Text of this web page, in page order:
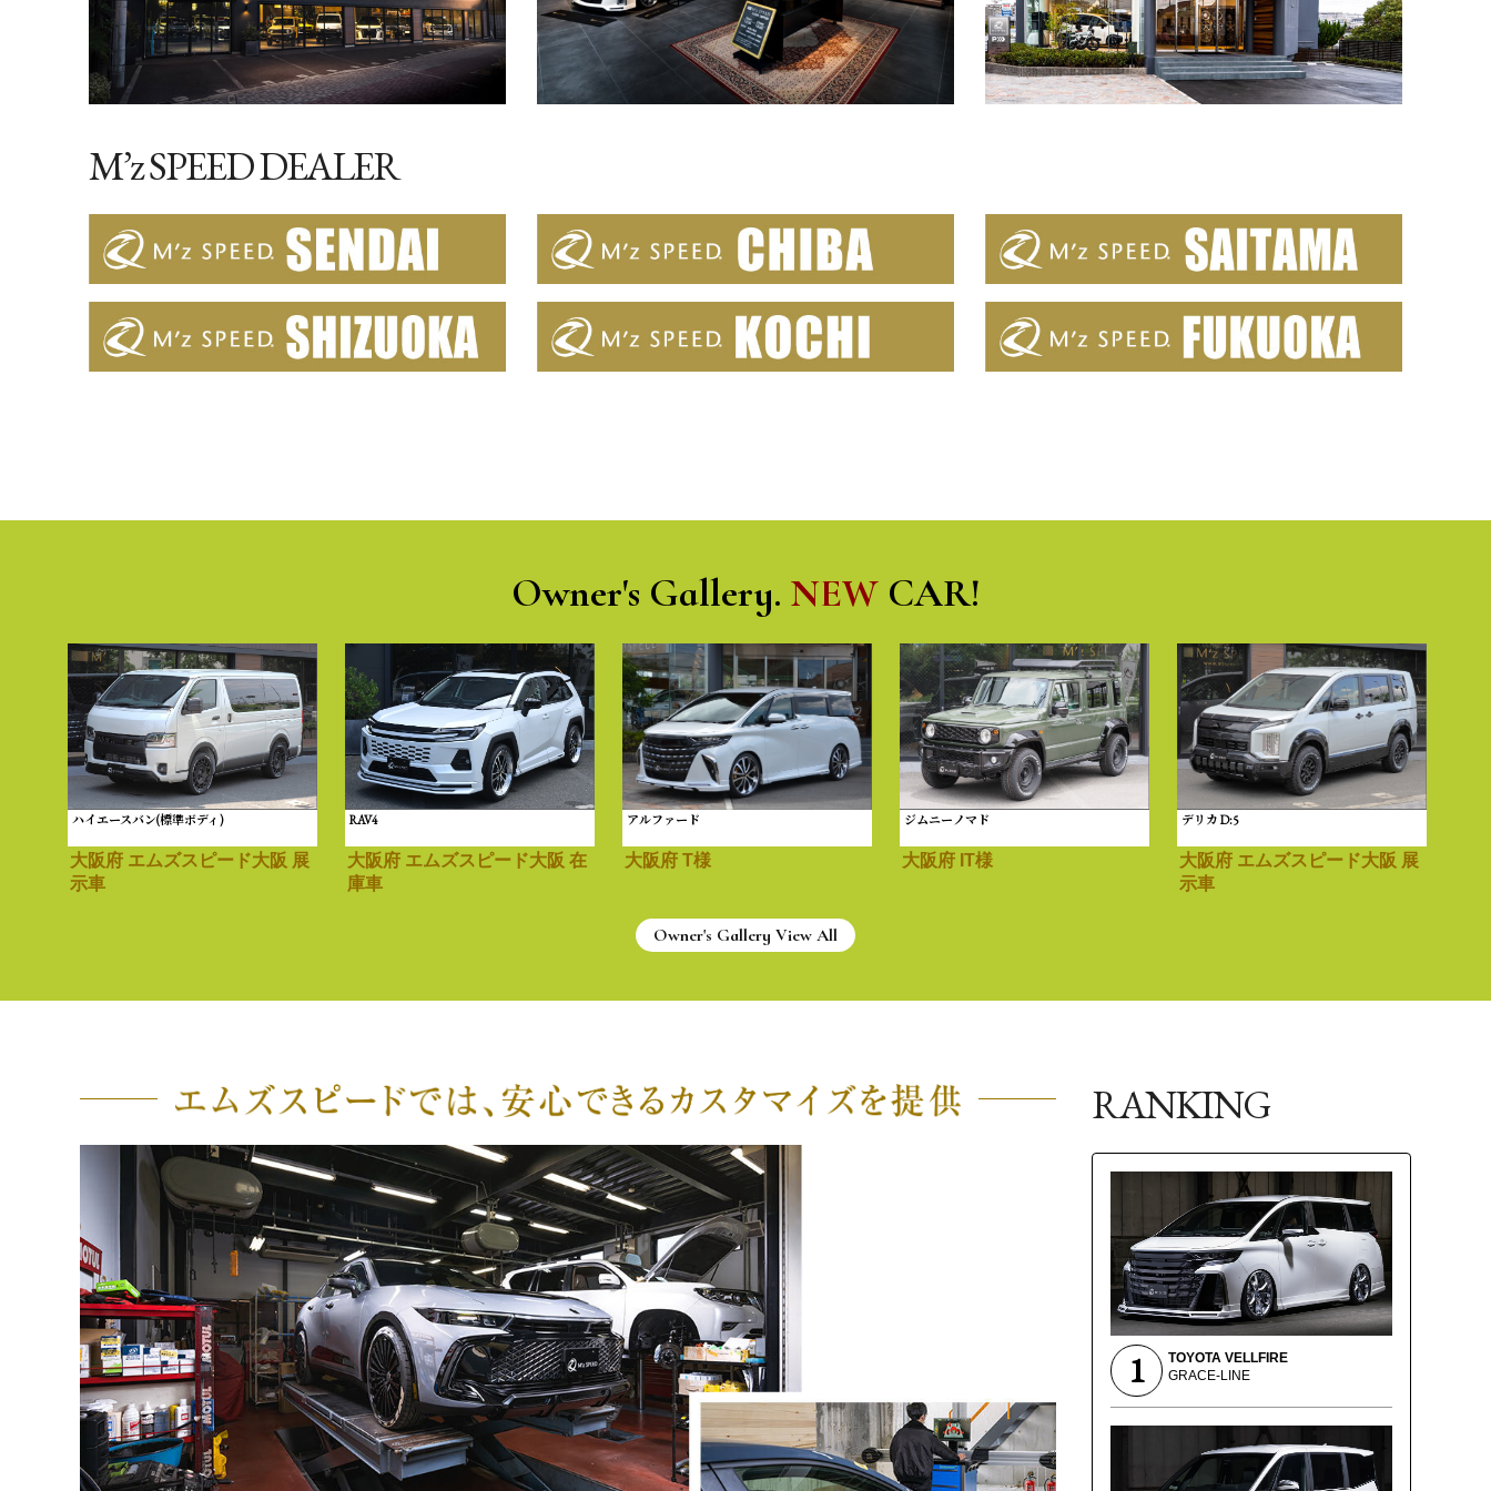
M’z SPEED DEALER
Owner's Gallery. NEWCAR!
ハイエースバン(標準ボディ)
大阪府 エムズスピード大阪 展
示車
RAV4
大阪府 エムズスピード大阪 在
庫車
アルファード
大阪府 T様
ジムニーノマド
大阪府 IT様
デリカ D:5
大阪府 エムズスピード大阪 展
示車
Owner's Gallery View All
RANKING
1
TOYOTA VELLFIRE
GRACE-LINE